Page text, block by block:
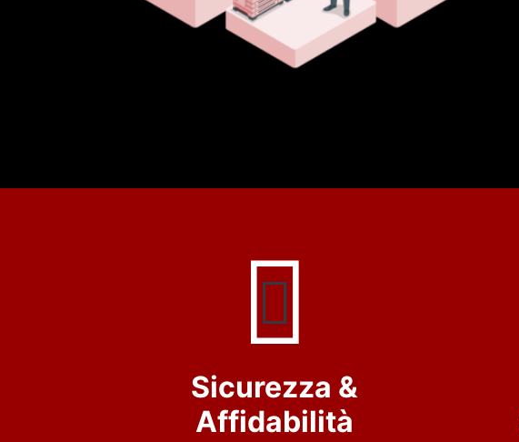
Sicurezza &
Affidabilità